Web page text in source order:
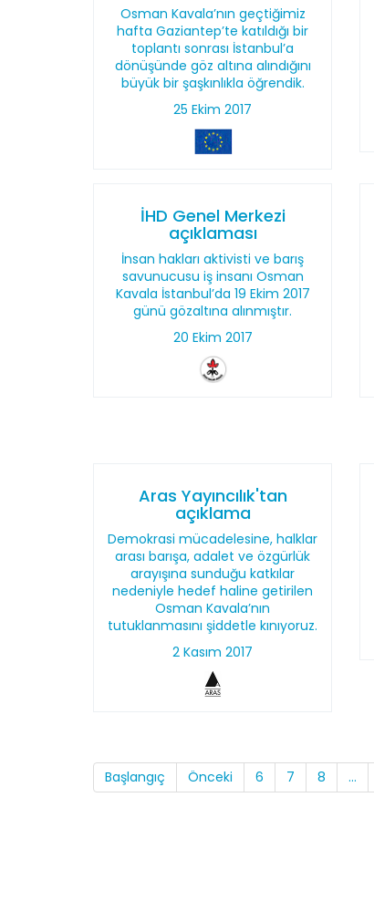
Osman Kavala’nın geçtiğimiz
hafta Gaziantep’te katıldığı bir
toplantı sonrası İstanbul’a
dönüşünde göz altına alındığını
büyük bir şaşkınlıkla öğrendik.
25 Ekim 2017
İHD Genel Merkezi
açıklaması
İnsan hakları aktivisti ve barış
savunucusu iş insanı Osman
Kavala İstanbul’da 19 Ekim 2017
günü gözaltına alınmıştır.
20 Ekim 2017
Aras Yayıncılık'tan
açıklama
Demokrasi mücadelesine, halklar
arası barışa, adalet ve özgürlük
arayışına sunduğu katkılar
nedeniyle hedef haline getirilen
Osman Kavala’nın
tutuklanmasını şiddetle kınıyoruz.
2 Kasım 2017
Başlangıç Önceki 6 7 8 ...